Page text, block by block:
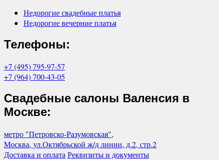
Недорогие свадебные платья
Недорогие вечерние платья
Телефоны:
+7 (495) 795-97-57
+7 (964) 700-43-05
Свадебные салоны Валенсия в
Москве:
метро "Петровско-Разумовская",
Москва, ул.Октябрьской ж/д линии, д.2, стр.2
Доставка и оплата Реквизиты и документы